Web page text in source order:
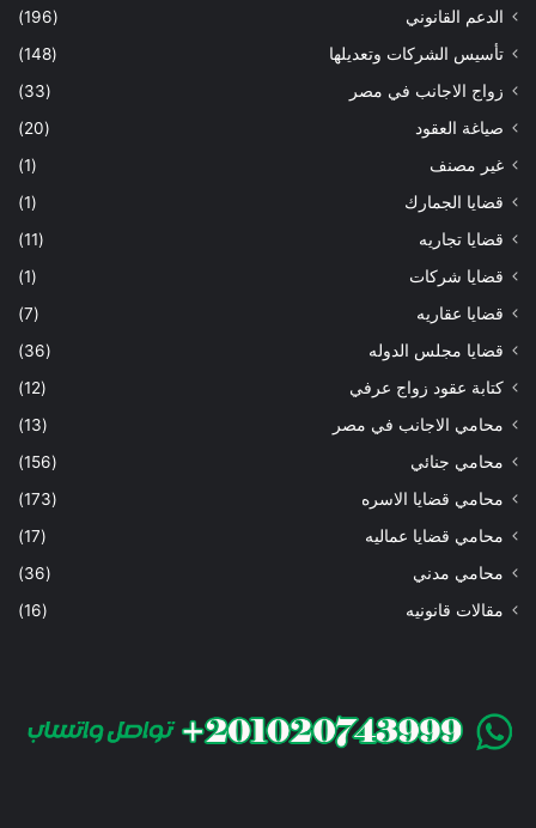
الدعم القانوني
(196)
تأسيس الشركات وتعديلها
(148)
زواج الاجانب في مصر
(33)
صياغة العقود
(20)
غير مصنف
(1)
قضايا الجمارك
(1)
قضايا تجاريه
(11)
قضايا شركات
(1)
قضايا عقاريه
(7)
قضايا مجلس الدوله
(36)
كتابة عقود زواج عرفي
(12)
محامي الاجانب في مصر
(13)
محامي جنائي
(156)
محامي قضايا الاسره
(173)
محامي قضايا عماليه
(17)
محامي مدني
(36)
مقالات قانونيه
(16)